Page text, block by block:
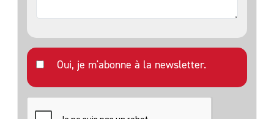
Oui, je m'abonne à la newsletter.